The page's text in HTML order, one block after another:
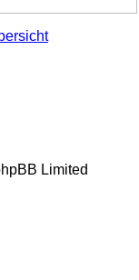
Limited